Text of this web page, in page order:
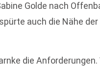
Golde nach
auch die Nähe der
die Anforderungen.